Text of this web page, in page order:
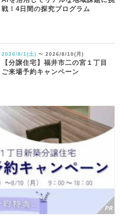
戦！4日間の探究プログラム
2026/8/1(土) 〜 2026/8/10(月)
【分譲住宅】福井市二の宮１丁目
ご来場予約キャンペーン